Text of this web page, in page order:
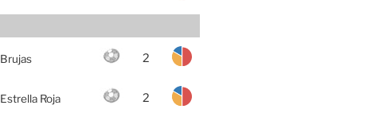
Brujas 2
Estrella Roja 2